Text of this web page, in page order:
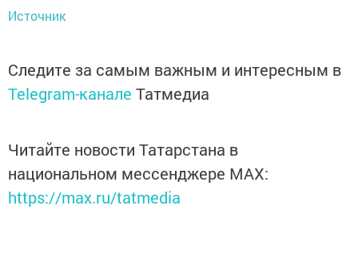
Источник
Следите за самым важным и интересным в
Telegram-канале Татмедиа
Читайте новости Татарстана в
национальном мессенджере MАХ:
https://max.ru/tatmedia